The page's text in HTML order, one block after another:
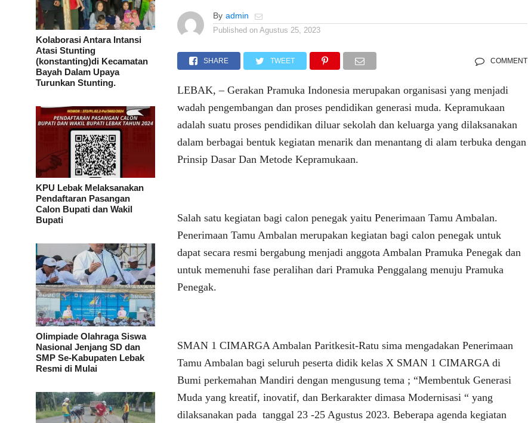
Kolaborasi Antara Intansi
Atasi Stunting
(konstanting)di Kecamatan
Bayah Dalam Upaya
Turunkan Stunting.
KPU Lebak Melaksanakan
Pendaftaran Pasangan
Calon Bupati dan Wakil
Bupati
Olimpiade Olahraga Siswa
Nasional Jenjang SD dan
SMP Se-Kabupaten Lebak
Resmi di Mulai
By admin
Published on Agustus 25, 2023
SHARE TWEET COMMENT
LEBAK, – Gerakan Pramuka Indonesia merupakan organisasi yang menjadi
wadah pengembangan dan proses pendidikan generasi muda. Kepramukaan
adalah suatu proses pendidikan diluar sekolah dan keluarga yang dilaksanakan
dalam berbagai bentuk kegiatan menarik dan menantang di alam terbuka dengan
Prinsip Dasar Dan Metode Kepramukaan.
Salah satu kegiatan bagi calon penegak yaitu Penerimaan Tamu Ambalan.
Penerimaan Tamu Ambalan merupakan kegiatan bagi calon penegak untuk
dapat secara resmi bergabung menjadi anggota Ambalan Pramuka Penegak dan
untuk memenuhi fase peralihan dari Pramuka Penggalang menuju Pramuka
Penegak.
SMAN 1 CIMARGA Ambalan Paritkesit-Ratu sima mengadakan Penerimaan
Tamu Ambalan bagi seluruh peserta didik kelas X SMAN 1 CIMARGA di
Bumi perkemahan Mandiri dengan mengusung tema ; “Membentuk Generasi
Muda yang kreatif, inovatif, dan Berkarakter dimasa Modernisasi “ yang
dilaksanakan pada tanggal 23 -25 Agustus 2023. Beberapa agenda kegiatan